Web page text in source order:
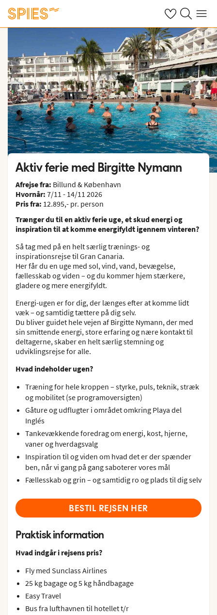
Se dine gemte
Søg påMenu
Aktiv ferie med Birgitte Nymann
Afrejse fra: Billund & København
Hvornår: 7/11 - 14/11 2026
Pris fra: 12.895,- pr. person
Trænger du til en aktiv ferie uge, et skud energi og
inspiration til at komme energifyldt igennem vinteren?
Så tag med på en helt særlig trænings- og
inspirationsrejse til Gran Canaria.
Her får du en uge med sol, vind, vand, bevægelse,
fællesskab og viden – og du kommer hjem stærkere,
gladere og mere energifyldt.
Energi-ugen er for dig, der længes efter at komme lidt
væk – og samtidig tættere på dig selv.
Du bliver guidet hele vejen af Birgitte Nymann, der med
sin smittende energi, store erfaring og nære kontakt til
deltagerne, skaber en helt særlig stemning og
udviklingsrejse for alle.
Hvad indeholder ugen?
Træning for hele kroppen – styrke, puls, teknik, stræk
og mobilitet (se programoversigten)
Gåture og udflugter i området omkring Playa del
Inglés
Tankevækkende foredrag om energi, kost, hjerne,
vaner og hverdagsvalg
Inspiration til og viden om hvad det er der spænder
ben, når vi gang på gang saboterer vores mål
Fællesskab og grin – og samtidig ro og plads til dig selv
BESTIL REJSEN HER
Praktisk information
Hvad indgår i rejsens pris?
Fly med Sunclass Airlines
25 kg bagage og 5 kg håndbagage
Easy Travel
Bus fra lufthavnen til hotellet t/r